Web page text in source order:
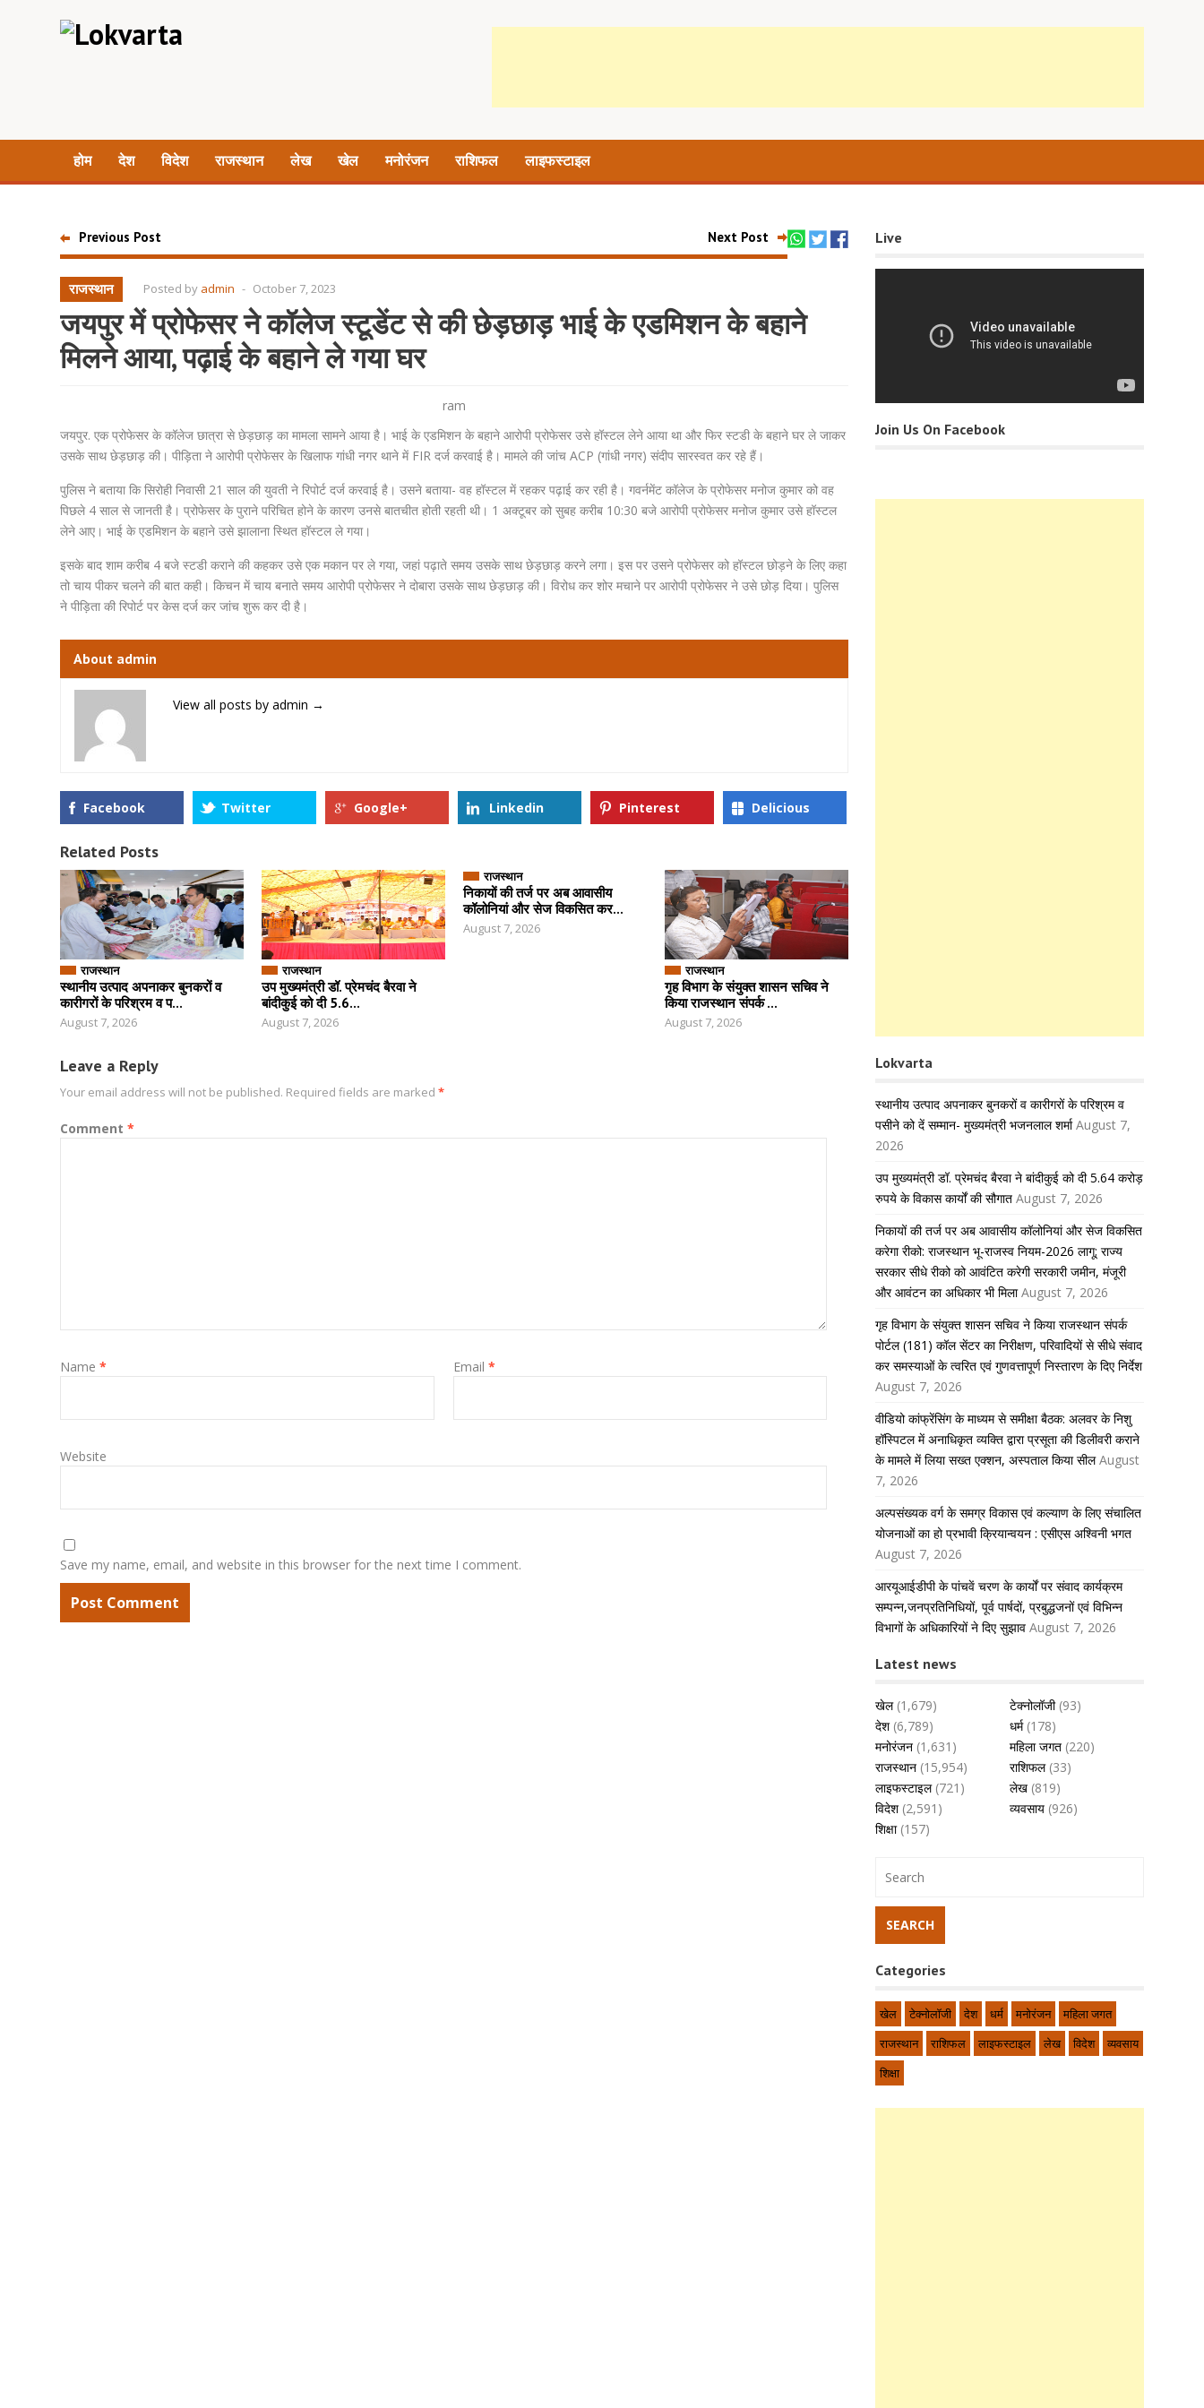
होम देश विदेश राजस्थान लेख खेल मनोरंजन राशिफल लाइफस्टाइल
Previous Post Next Post
राजस्थान Posted by admin - October 7, 2023
जयपुर में प्रोफेसर ने कॉलेज स्टूडेंट से की छेड़छाड़ भाई के एडमिशन के बहाने
मिलने आया, पढ़ाई के बहाने ले गया घर
ram
जयपुर. एक प्रोफेसर के कॉलेज छात्रा से छेड़छाड़ का मामला सामने आया है। भाई के एडमिशन के बहाने आरोपी प्रोफेसर उसे हॉस्टल लेने आया था और फिर स्टडी के बहाने घर ले जाकर
उसके साथ छेड़छाड़ की। पीड़िता ने आरोपी प्रोफेसर के खिलाफ गांधी नगर थाने में FIR दर्ज करवाई है। मामले की जांच ACP (गांधी नगर) संदीप सारस्वत कर रहे हैं।
पुलिस ने बताया कि सिरोही निवासी 21 साल की युवती ने रिपोर्ट दर्ज करवाई है। उसने बताया- वह हॉस्टल में रहकर पढ़ाई कर रही है। गवर्नमेंट कॉलेज के प्रोफेसर मनोज कुमार को वह
पिछले 4 साल से जानती है। प्रोफेसर के पुराने परिचित होने के कारण उनसे बातचीत होती रहती थी। 1 अक्टूबर को सुबह करीब 10:30 बजे आरोपी प्रोफेसर मनोज कुमार उसे हॉस्टल
लेने आए। भाई के एडमिशन के बहाने उसे झालाना स्थित हॉस्टल ले गया।
इसके बाद शाम करीब 4 बजे स्टडी कराने की कहकर उसे एक मकान पर ले गया, जहां पढ़ाते समय उसके साथ छेड़छाड़ करने लगा। इस पर उसने प्रोफेसर को हॉस्टल छोड़ने के लिए कहा
तो चाय पीकर चलने की बात कही। किचन में चाय बनाते समय आरोपी प्रोफेसर ने दोबारा उसके साथ छेड़छाड़ की। विरोध कर शोर मचाने पर आरोपी प्रोफेसर ने उसे छोड़ दिया। पुलिस
ने पीड़िता की रिपोर्ट पर केस दर्ज कर जांच शुरू कर दी है।
About admin
View all posts by admin →
Facebook Twitter Google+ Linkedin Pinterest Delicious
Related Posts
राजस्थान
स्थानीय उत्पाद अपनाकर बुनकरों व
कारीगरों के परिश्रम व प...
August 7, 2026
राजस्थान
उप मुख्यमंत्री डॉ. प्रेमचंद बैरवा ने
बांदीकुई को दी 5.6...
August 7, 2026
राजस्थान
निकायों की तर्ज पर अब आवासीय
कॉलोनियां और सेज विकसित कर...
August 7, 2026
राजस्थान
गृह विभाग के संयुक्त शासन सचिव ने
किया राजस्थान संपर्क ...
August 7, 2026
Leave a Reply
Your email address will not be published. Required fields are marked *
Comment *
Name * Email *
Website
Save my name, email, and website in this browser for the next time I comment.
Live
Join Us On Facebook
Lokvarta
स्थानीय उत्पाद अपनाकर बुनकरों व कारीगरों के परिश्रम व
पसीने को दें सम्मान- मुख्यमंत्री भजनलाल शर्मा August 7,
2026
उप मुख्यमंत्री डॉ. प्रेमचंद बैरवा ने बांदीकुई को दी 5.64 करोड़
रुपये के विकास कार्यों की सौगात August 7, 2026
निकायों की तर्ज पर अब आवासीय कॉलोनियां और सेज विकसित
करेगा रीको: राजस्थान भू-राजस्व नियम-2026 लागू; राज्य
सरकार सीधे रीको को आवंटित करेगी सरकारी जमीन, मंजूरी
और आवंटन का अधिकार भी मिला August 7, 2026
गृह विभाग के संयुक्त शासन सचिव ने किया राजस्थान संपर्क
पोर्टल (181) कॉल सेंटर का निरीक्षण, परिवादियों से सीधे संवाद
कर समस्याओं के त्वरित एवं गुणवत्तापूर्ण निस्तारण के दिए निर्देश
August 7, 2026
वीडियो कांफ्रेंसिंग के माध्यम से समीक्षा बैठक: अलवर के निशु
हॉस्पिटल में अनाधिकृत व्यक्ति द्वारा प्रसूता की डिलीवरी कराने
के मामले में लिया सख्त एक्शन, अस्पताल किया सील August
7, 2026
अल्पसंख्यक वर्ग के समग्र विकास एवं कल्याण के लिए संचालित
योजनाओं का हो प्रभावी क्रियान्वयन : एसीएस अश्विनी भगत
August 7, 2026
आरयूआईडीपी के पांचवें चरण के कार्यों पर संवाद कार्यक्रम
सम्पन्न,जनप्रतिनिधियों, पूर्व पार्षदों, प्रबुद्धजनों एवं विभिन्न
विभागों के अधिकारियों ने दिए सुझाव August 7, 2026
Latest news
खेल(1,679) टेक्नोलॉजी(93)
देश(6,789) धर्म(178)
मनोरंजन (1,631) महिला जगत (220)
राजस्थान (15,954) राशिफल(33)
लाइफस्टाइल(721) लेख (819)
विदेश(2,591) व्यवसाय (926)
शिक्षा(157)
Categories
खेल टेक्नोलॉजी देश धर्म मनोरंजन
महिला जगत
राजस्थान
राशिफल लाइफस्टाइल लेख विदेश
व्यवसाय
शिक्षा